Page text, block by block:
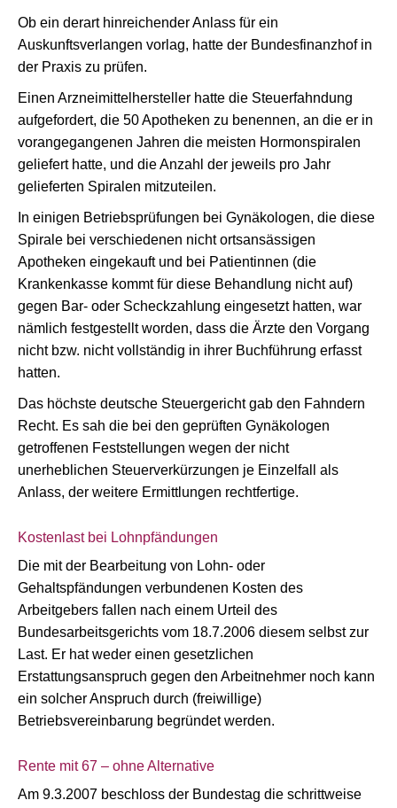
Ob ein derart hinreichender Anlass für ein
Auskunftsverlangen vorlag, hatte der Bundesfinanzhof in
der Praxis zu prüfen.
Einen Arzneimittelhersteller hatte die Steuerfahndung
aufgefordert, die 50 Apotheken zu benennen, an die er in
vorangegangenen Jahren die meisten Hormonspiralen
geliefert hatte, und die Anzahl der jeweils pro Jahr
gelieferten Spiralen mitzuteilen.
In einigen Betriebsprüfungen bei Gynäkologen, die diese
Spirale bei verschiedenen nicht ortsansässigen
Apotheken eingekauft und bei Patientinnen (die
Krankenkasse kommt für diese Behandlung nicht auf)
gegen Bar- oder Scheckzahlung eingesetzt hatten, war
nämlich festgestellt worden, dass die Ärzte den Vorgang
nicht bzw. nicht vollständig in ihrer Buchführung erfasst
hatten.
Das höchste deutsche Steuergericht gab den Fahndern
Recht. Es sah die bei den geprüften Gynäkologen
getroffenen Feststellungen wegen der nicht
unerheblichen Steuerverkürzungen je Einzelfall als
Anlass, der weitere Ermittlungen rechtfertige.
Kostenlast bei Lohnpfändungen
Die mit der Bearbeitung von Lohn- oder
Gehaltspfändungen verbundenen Kosten des
Arbeitgebers fallen nach einem Urteil des
Bundesarbeitsgerichts vom 18.7.2006 diesem selbst zur
Last. Er hat weder einen gesetzlichen
Erstattungsanspruch gegen den Arbeitnehmer noch kann
ein solcher Anspruch durch (freiwillige)
Betriebsvereinbarung begründet werden.
Rente mit 67 – ohne Alternative
Am 9.3.2007 beschloss der Bundestag die schrittweise